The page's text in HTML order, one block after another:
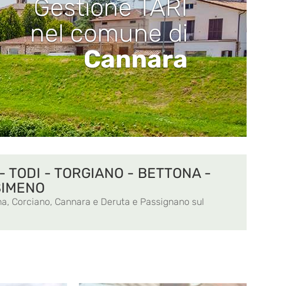
Gestione TARI
nel comune di
Cannara
TODI - TORGIANO - BETTONA -
Corciano, Cannara e Deruta e Passignano sul